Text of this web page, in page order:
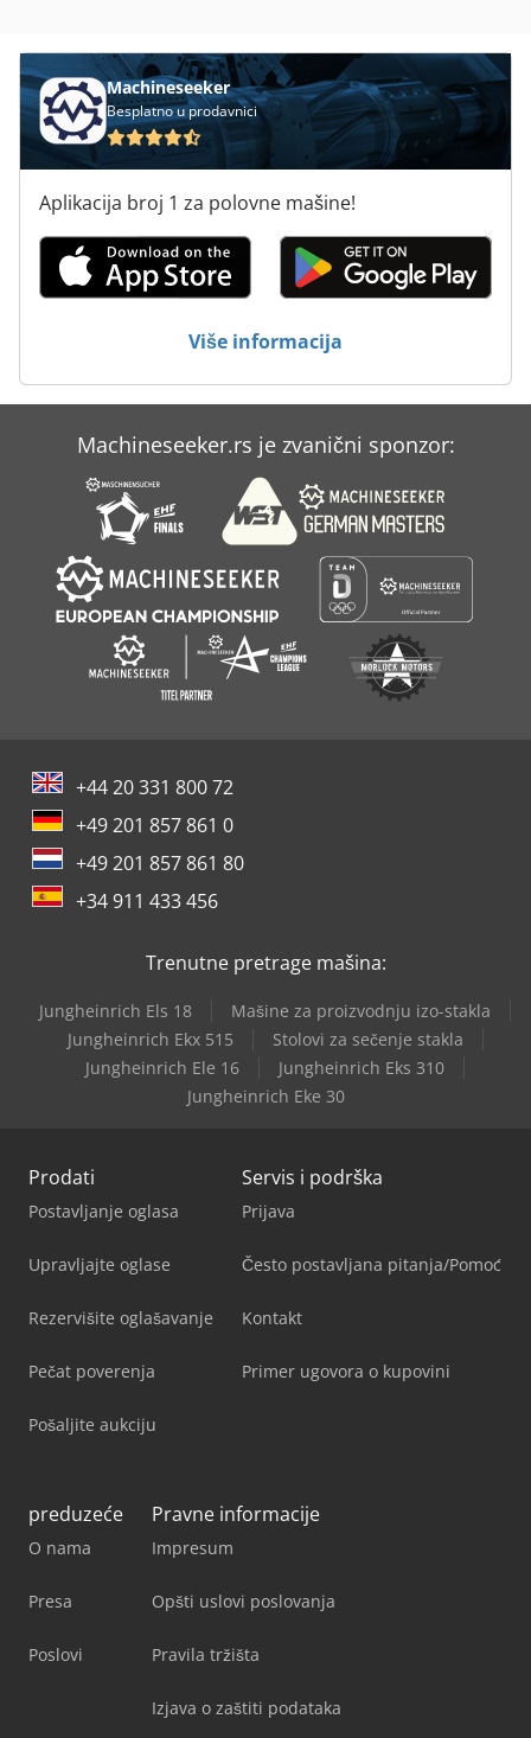
Machineseeker
Besplatno u prodavnici
Aplikacija broj 1 za polovne mašine!
Više informacija
Machineseeker.rs je zvanični sponzor:
+44 20 331 800 72
+49 201 857 861 0
+49 201 857 861 80
+34 911 433 456
Trenutne pretrage mašina:
Jungheinrich Els 18
Mašine za proizvodnju izo-stakla
Jungheinrich Ekx 515
Stolovi za sečenje stakla
Jungheinrich Ele 16
Jungheinrich Eks 310
Jungheinrich Eke 30
Prodati
Postavljanje oglasa
Upravljajte oglase
Rezervišite oglašavanje
Pečat poverenja
Pošaljite aukciju
Servis i podrška
Prijava
Često postavljana pitanja/Pomoć
Kontakt
Primer ugovora o kupovini
preduzeće
O nama
Presa
Poslovi
Pravne informacije
Impresum
Opšti uslovi poslovanja
Pravila tržišta
Izjava o zaštiti podataka